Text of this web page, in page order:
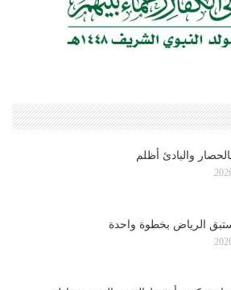
والبادئ أظلم
الرياض بخطوة واحدة